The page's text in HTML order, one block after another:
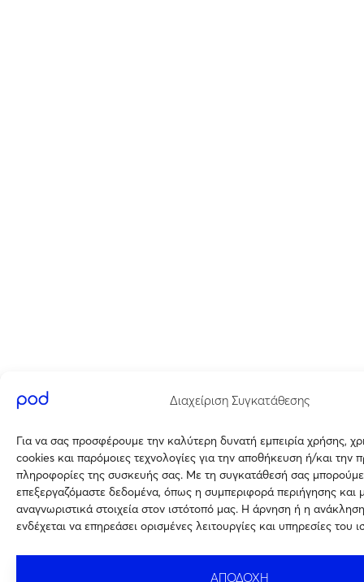
Διαχείριση Συγκατάθεσης
Για να σας προσφέρουμε την καλύτερη δυνατή εμπειρία χρήσης,
cookies και παρόμοιες τεχνολογίες για την αποθήκευση ή/και την
πληροφορίες της συσκευής σας. Με τη συγκατάθεσή σας
επεξεργαζόμαστε δεδομένα, όπως η συμπεριφορά περιήγησης και
αναγνωριστικά στοιχεία στον ιστότοπό μας. Η άρνηση ή η
ενδέχεται να επηρεάσει ορισμένες λειτουργίες και υπηρεσίες του
ΑΠΟΔΟΧΗ